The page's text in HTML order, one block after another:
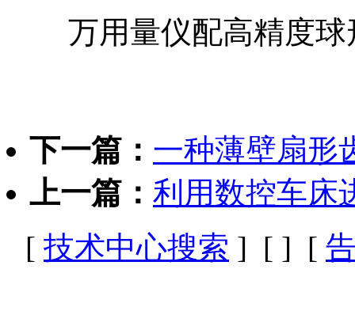
万用量仪配高精度球
下一篇： 一种薄壁扇形
上一篇： 利用数控车床
[ 技术中心搜索 ] [ ] [